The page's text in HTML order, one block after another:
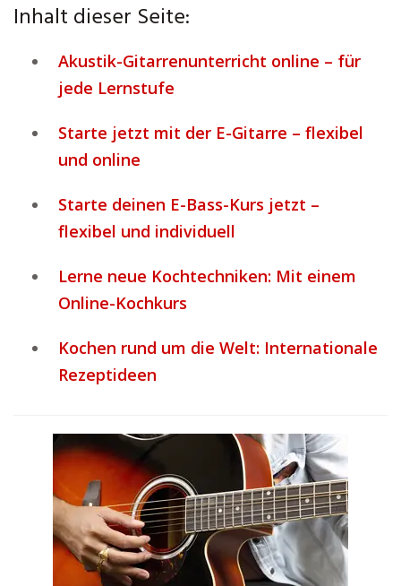
Inhalt dieser Seite:
Akustik-Gitarrenunterricht online – für
jede Lernstufe
Starte jetzt mit der E-Gitarre – flexibel
und online
Starte deinen E-Bass-Kurs jetzt –
flexibel und individuell
Lerne neue Kochtechniken: Mit einem
Online-Kochkurs
Kochen rund um die Welt: Internationale
Rezeptideen